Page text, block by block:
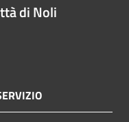
di Noli